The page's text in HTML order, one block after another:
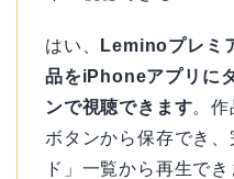
はい、
Leminoプレミ
品をiPhoneアプリに
ンで視聴できます。
ボタンから保存でき
ド」一覧から再生で